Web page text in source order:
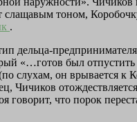
слащавым тоном,
.
дельца-
«…готов был
слухам, он врывается
Чичиков
говорит, что порок